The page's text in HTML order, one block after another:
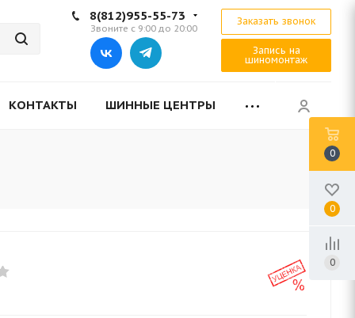
8(812)955-55-73
Звоните с 9:00 до 20:00
Заказать звонок
Запись на
шиномонтаж
КОНТАКТЫ ШИННЫЕ ЦЕНТРЫ
0
0
0